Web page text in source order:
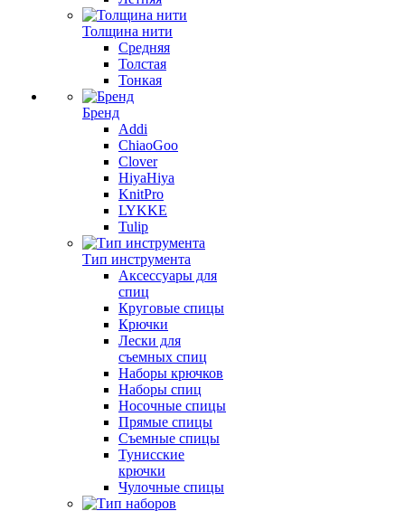
Толщина нити
Средняя
Толстая
Тонкая
Бренд
Addi
ChiaoGoo
Clover
HiyaHiya
KnitPro
LYKKE
Tulip
Тип инструмента
Аксессуары для
спиц
Круговые спицы
Крючки
Лески для
съемных спиц
Наборы крючков
Наборы спиц
Носочные спицы
Прямые спицы
Съемные спицы
Тунисские
крючки
Чулочные спицы